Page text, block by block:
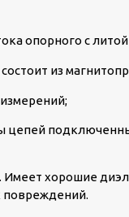
опорного с
из
цепей
Имеет хорошие
повреждений.